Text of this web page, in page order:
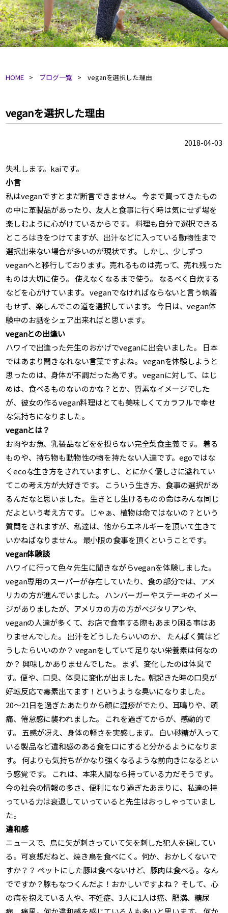
HOME ブログ一覧 veganを選択した理由
veganを選択した理由
2018-04-03
失礼します。kaiです。
小言
私はveganですとまだ断言できません。 今まで買ってきたもの
の中に革製品があったり、友人と食事に行く時は気にせず場を
楽しむように心がけているからです。 料理も自分で選択できる
ところはきをつけてますが、出汁などに入っている動物性まで
選択出来ない場合が多いのが現状です。 しかし、少しずつ
veganへと移行しております。売れるものは売って、売れ残った
ものは大切に使う。 使えなくなるまで使う。 なるべく自炊する
などを心がけています。 veganでなければならないと言う執着
もせず、楽しんでこの道を選択しています。 今日は、vegan体
験中のお話をシェア出来ればと思います。
veganとの出逢い
ハワイで出逢った先生のおかげでveganに出会いました。 日本
ではあまり聞きなれない言葉ですよね。 veganを体験しようと
思ったのは、身体が不調だった為です。 veganに対して、はじ
めは、食べるものないのかな？とか、質素なイメージでした
が、彼女の作るvegan料理はとても美味しくてカラフルで幸せ
な気持ちになりました。
veganとは？
お肉やお魚、乳製品などをを摂らない完全菜食主義です。 着る
ものや、持ち物も動物性の物を持たない人達です。egoではな
くecoな生き方をされていますし、とにかく優しさに溢れてい
てこの考え方が大好きです。 こういう生き方、食事の選択があ
るんだなと思いました。 生きとし生けるものの命はみんな同じ
だよという考え方です。 じゃぁ、植物は命ではないの？という
質問をされますが、私達は、他からエネルギーを頂いて生きて
いかねばなりません。 最小限の食事を頂くということです。
vegan体験談
ハワイに行って色々先生に聞きながらveganを体験しました。
vegan専用のスーパーが存在していたり、食の部分では、アメ
リカの方が進んでいました。 ハンバーガーやステーキのイメー
ジがありましたが、アメリカの方の方がベジタリアンや、
veganの人達が多くて、お店で食事する際もあまり困る事はあ
りませんでした。 出汁をどうしたらいいのか、 たんぱく質はど
うしたらいいのか？ veganをしていて足りない栄養素は何なの
か？ 興味しかありませんでした。 まず、変化したのは体臭で
す。便や、口臭、体臭に変化が出ました。朝起きた時の口臭が
好転反応で毒素出てます！というような臭いになりました。
20〜21日を過ぎたあたりから顔に湿疹がでたり、耳鳴りや、頭
痛、倦怠感に襲われました。 これを過ぎてからが、感動的で
す。 五感が冴え、身体の軽さを実感します。 白い砂糖が入って
いる製品など違和感のある食を口にすると分かるようになりま
す。 何よりも気持ちがかなり強くなるような前向きになるとい
う感覚です。 これは、本来人間なら持っている力だそうです。
今の社会の情報の多さ、便利になり過ぎたあまりに、私達の持
っている力は衰退していっていると先生はおっしゃっていまし
た。
違和感
ニュースで、鳥に矢が刺さっていて矢を刺した犯人を探してい
る。可哀想だねと、焼き鳥を食べにく。何か、おかしくないで
すか？？ ペットにした豚は食べないけど、豚肉は食べる。なん
でですか？豚もなつくんだよ！おかしいですよね？ そして、心
の病を抱えている人や、不妊症、3人に1人は癌、肥満、糖尿